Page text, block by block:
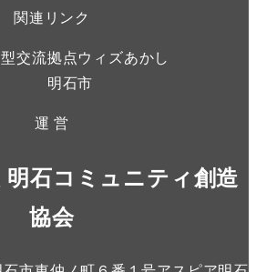
関連リンク
交流拠点ウィズあかし
明石市
運 営
明石コミュニティ創造
協会